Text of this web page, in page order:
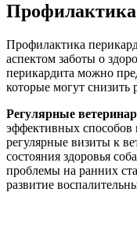
Профилактика
аспектом заботы о
перикардита можно
которые могут снизить
Регулярные
эффективных
регулярные визиты к
состояния здоровья
проблемы на ранних
развитие